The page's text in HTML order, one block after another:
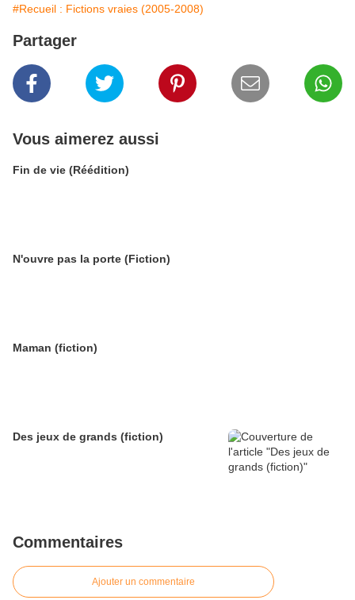
#Recueil : Fictions vraies (2005-2008)
Partager
Vous aimerez aussi
Fin de vie (Réédition)
N'ouvre pas la porte (Fiction)
Maman (fiction)
Des jeux de grands (fiction)
Commentaires
Ajouter un commentaire